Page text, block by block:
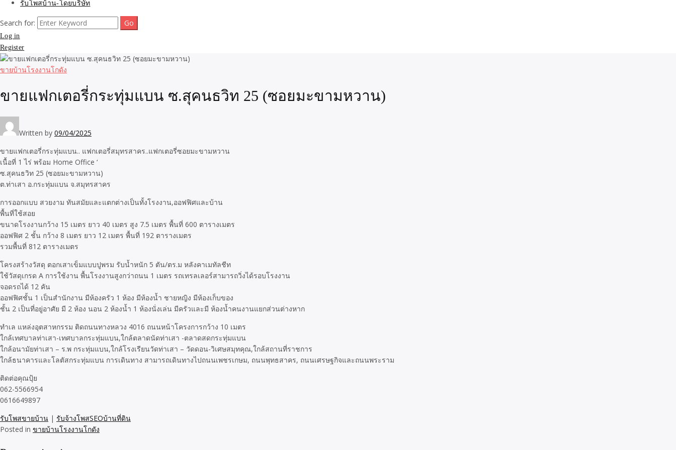
รับโพสบ้าน-โดยบริษัท
Search for:
Log in
Register
ขายบ้านโรงงานโกดัง
ขายแฟกเตอรี่กระทุ่มแบน ซ.สุคนธวิท 25 (ซอยมะขามหวาน)
Written by 09/04/2025
ขายแฟกเตอรี่กระทุ่มแบน.. แฟกเตอรี่สมุทรสาคร..แฟกเตอรี่ซอยมะขามหวาน
เนื้อที่ 1 ไร่ พร้อม Home Office ‘
ซ.สุคนธวิท 25 (ซอยมะขามหวาน)
ต.ท่าเสา อ.กระทุ่มแบน จ.สมุทรสาคร
การออกแบบ สวยงาม ทันสมัยและแตกต่างเป็นทั้งโรงงาน,ออฟฟิศและบ้าน
พื้นที่ใช้สอย
ขนาดโรงงานกว้าง 15 เมตร ยาว 40 เมตร สูง 7.5 เมตร พื้นที่ 600 ตารางเมตร
ออฟฟิศ 2 ชั้น กว้าง 8 เมตร ยาว 12 เมตร พื้นที่ 192 ตารางเมตร
รวมพื้นที่ 812 ตารางเมตร
โครงสร้างวัสดุ ตอกเสาเข็มแบบปูพรม รับน้ำหนัก 5 ตัน/ตร.ม หลังคาเมทัลชีท
ใช้วัสดุเกรด A การใช้งาน พื้นโรงงานสูงกว่าถนน 1 เมตร รถเทรลเลอร์สามารถวิ่งได้รอบโรงงาน
จอดรถได้ 12 คัน
ออฟฟิศชั้น 1 เป็นสำนักงาน มีห้องครัว 1 ห้อง มีห้องน้ำ ชายหญิง มีห้องเก็บของ
ชั้น 2 เป็นที่อยู่อาศัย มี 2 ห้อง นอน 2 ห้องน้ำ 1 ห้องนั่งเล่น มีครัวและมี ห้องน้ำคนงานแยกส่วนต่างหาก
ทำเล แหล่งอุตสาหกรรม ติดถนนทางหลวง 4016 ถนนหน้าโครงการกว้าง 10 เมตร
ใกล้เทศบาลท่าเสา-เทศบาลกระทุ่มแบน,ใกล้ตลาดนัดท่าเสา -ตลาดสดกระทุ่มแบน
ใกล้อนามัยท่าเสา – ร.พ กระทุ่มแบน,ใกล้โรงเรียนวัดท่าเสา – วัดดอน-วิเศษสมุทคุณ,ใกล้สถานที่ราชการ
ใกล้ธนาคารและโลตัสกระทุ่มแบน การเดินทาง สามารถเดินทางไปถนนเพชรเกษม, ถนนพุทธสาคร, ถนนเศรษฐกิจและถนนพระราม
ติดต่อคุณปุ้ย
062-5566954
0616649897
รับโพสขายบ้าน | รับจ้างโพสSEOบ้านที่ดิน
Posted in ขายบ้านโรงงานโกดัง